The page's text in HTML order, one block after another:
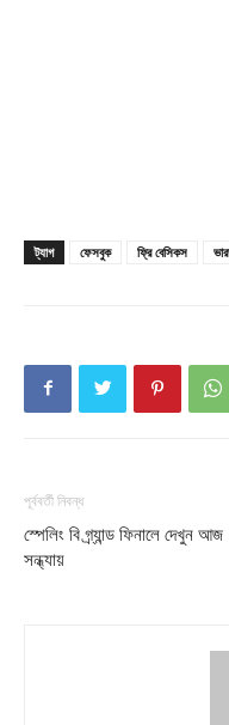
Contact us
ট্যাগ ফেসবুক ফ্রি বেসিকস
পূর্ববর্তী নিবন্ধ
স্পেলিং বি গ্র্যান্ড ফিনালে দেখুন আজ
সন্ধ্যায়